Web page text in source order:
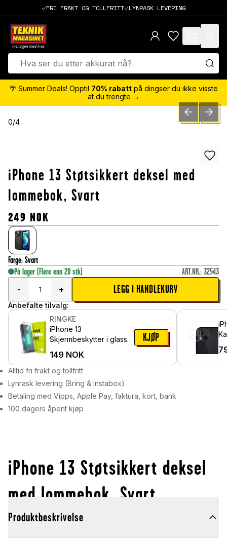
FRI FRAKT OG TOLLFRITT LYNRASK LEVERING
items in cart,
🌴 Summer Deals! Opptil 70% rabatt på dingser du ikke visste
at du trengte →
0/4 PREVIOUSNEXT
iPhone 13 Støtsikkert deksel med
lommebok, Svart
249 NOK
Farge: Svart
På lager (Flere enn 20 stk) ART.NR.: 32543
-
+ LEGG I HANDLEKURV
Anbefalte tilvalg:
RINGKE
iPhone 13
Skjermbeskytter i glass
149 NOK
KJØP
Alltid fri frakt og tollfritt
Lynrask levering (Bring & Instabox)
Betaling med Vipps, Apple Pay, faktura, kort, bank
100 dagers åpent kjøp
iPhone 13 Støtsikkert deksel
med lommebok, Svart
Produktbeskrivelse